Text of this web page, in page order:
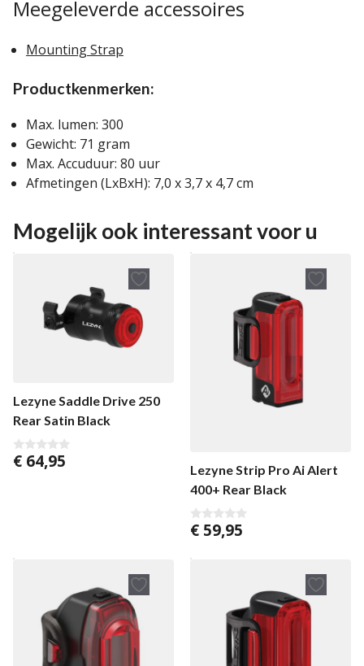
Meegeleverde accessoires
Mounting Strap
Productkenmerken:
Max. lumen: 300
Gewicht: 71 gram
Max. Accuduur: 80 uur
Afmetingen (LxBxH): 7,0 x 3,7 x 4,7 cm
Mogelijk ook interessant voor u
Lezyne Saddle Drive 250
Rear Satin Black
0
v
€ 64,95
Lezyne Strip Pro Ai Alert
400+ Rear Black
0
n
€ 59,95